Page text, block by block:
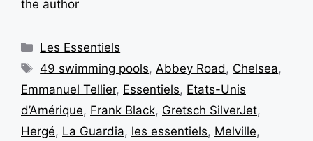
the author
Les Essentiels
49 swimming pools, Abbey Road , Chelsea,
Emmanuel Tellier, Essentiels, Etats-Unis
d’Amérique, Frank Black, Gretsch SilverJet,
Hergé, La Guardia, les essentiels, Melville,